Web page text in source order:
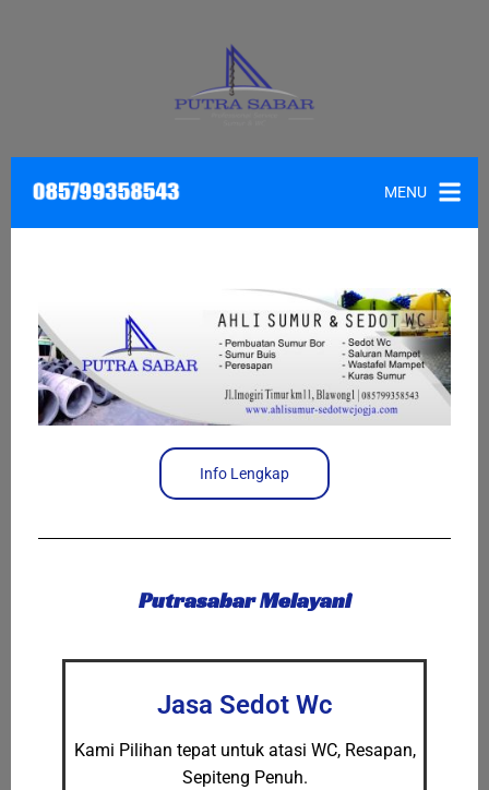
MENU
Info Lengkap
Putrasabar Melayani
Jasa Sedot Wc
Kami Pilihan tepat untuk atasi WC, Resapan,
Sepiteng Penuh.